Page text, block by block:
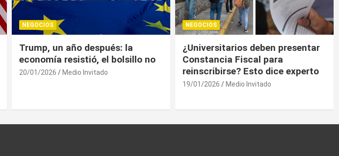
NEGOCIOS
¿Universitarios deben presentar
Constancia Fiscal para
reinscribirse? Esto dice experto
NEGOCIOS
Trump contiene el déficit
comercial de bienes, pero sin
descenso
19/01/2026 Medio Invitado